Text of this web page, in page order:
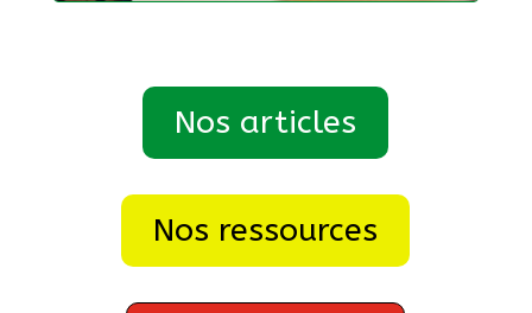
Nos articles
Nos ressources